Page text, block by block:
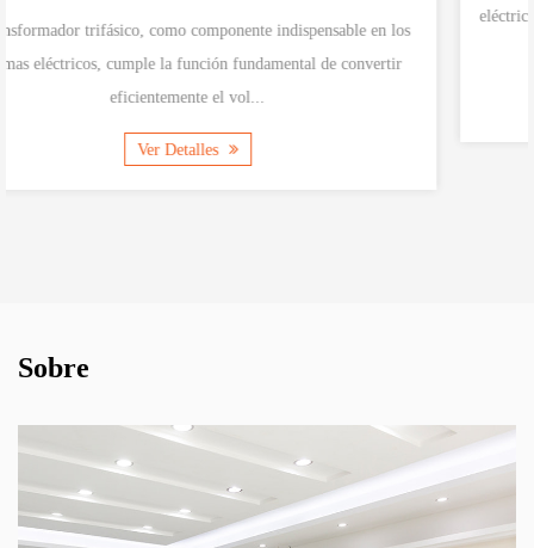
eléctrico utilizado para convertir la corriente alterna trifásica de
Sobre